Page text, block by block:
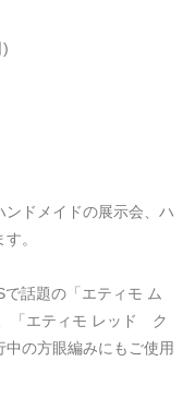
)
ドメイドの展示会、ハ
。
で話題の「エティモ ム
「エティモ レッド ク
の方眼編みにもご使用